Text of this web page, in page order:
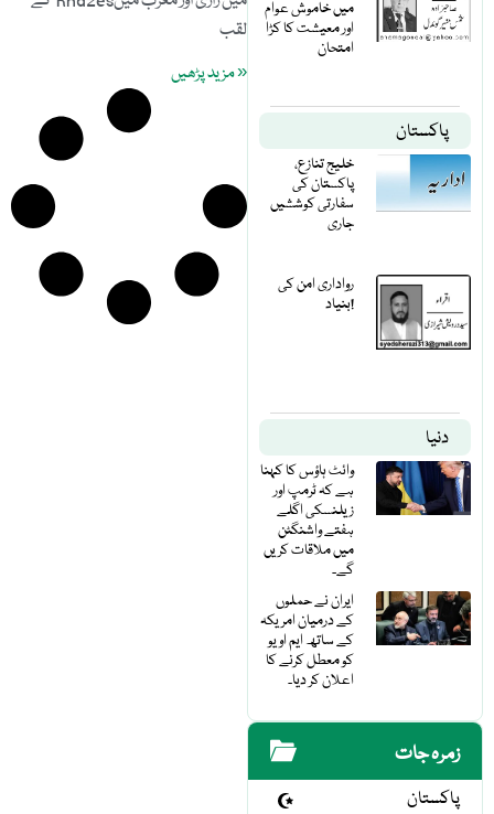
میں خاموش عوام
اور معیشت کا کڑا
امتحان
پاکستان
خلیج تنازع،
پاکستان کی
سفارتی کوششیں
جاری
رواداری امن کی
بنیاد!
دنیا
وائٹ ہاؤس کا کہنا
ہے کہ ٹرمپ اور
زیلنسکی اگلے
ہفتے واشنگٹن
میں ملاقات کریں
گے۔
ایران نے حملوں
کے درمیان امریکہ
کے ساتھ ایم او یو
کو معطل کرنے کا
اعلان کر دیا۔
زمرہ جات
پاکستان
لقب
« مزید پڑھیں